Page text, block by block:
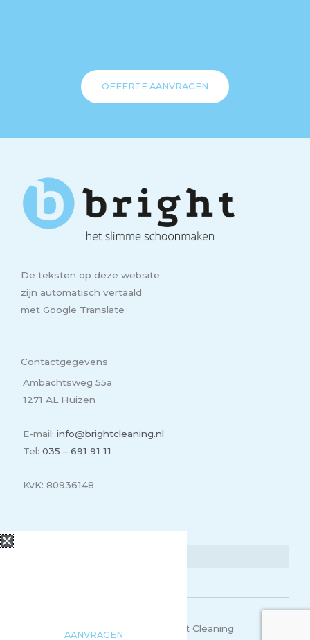
OFFERTE AANVRAGEN
De teksten op deze website
zijn automatisch vertaald
met Google Translate
Contactgegevens
Ambachtsweg 55a
1271 AL Huizen
E-mail: info@brightcleaning.nl
Tel: 035 – 691 91 11
KvK: 80936148
Copyright 2026 | Bright Cleaning
AANVRAGEN